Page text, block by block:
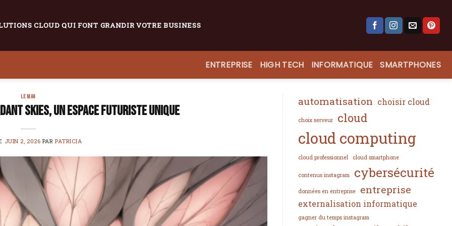
CLOUD QUI FONT GRANDIR VOTRE BUSINESS
ENTREPRISE HIGH TECH INFORMATIQUE SMARTPHONES
LE MAG
Skies, un espace futuriste unique
JUIN 2, 2026 PARPATRICIA
automatisation choisir cloud
choix serveur cloud
cloud computing
cloud professionnel cloud smartphone
contenus instagram cybersécurité
données en entreprise entreprise
externalisation informatique
gagner du temps instagram